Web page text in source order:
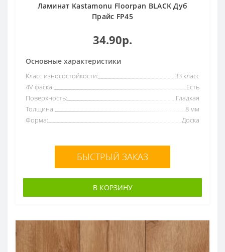
Ламинат Kastamonu Floorpan BLACK Дуб
Прайс FP45
34.90р.
Основные характеристики
Класс износостойкости:
33 класс
4V фаска:
Есть
Поверхность:
Гладкая
Толщина:
8 мм
Форма:
Доска
БЫСТРЫЙ ЗАКАЗ
В КОРЗИНУ